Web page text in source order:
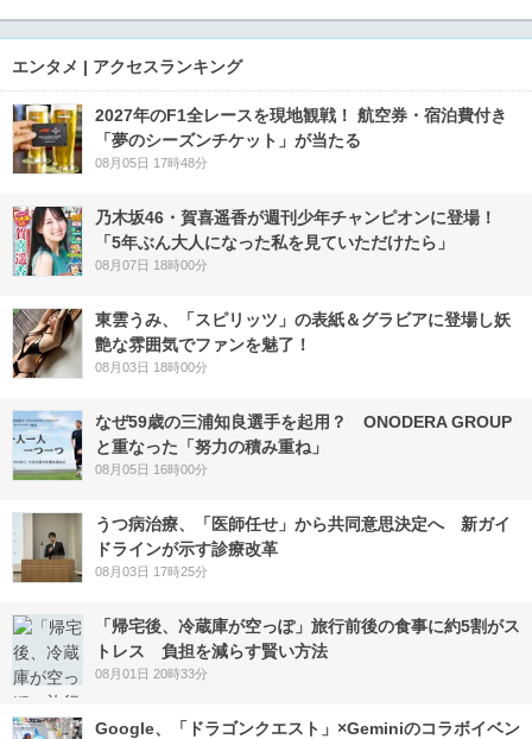
エンタメ | アクセスランキング
2027年のF1全レースを現地観戦！ 航空券・宿泊費付き
「夢のシーズンチケット」が当たる
08月05日 17時48分
乃木坂46・賀喜遥香が週刊少年チャンピオンに登場！
「5年ぶん大人になった私を見ていただけたら」
08月07日 18時00分
東雲うみ、「スピリッツ」の表紙＆グラビアに登場し妖
艶な雰囲気でファンを魅了！
08月03日 18時00分
なぜ59歳の三浦知良選手を起用？ ONODERA GROUP
と重なった「努力の積み重ね」
08月05日 16時00分
うつ病治療、「医師任せ」から共同意思決定へ 新ガイ
ドラインが示す診療改革
08月03日 17時25分
「帰宅後、冷蔵庫が空っぽ」旅行前後の食事に約5割がス
トレス 負担を減らす賢い方法
08月01日 20時33分
Google、「ドラゴンクエスト」×Geminiのコラボイベン